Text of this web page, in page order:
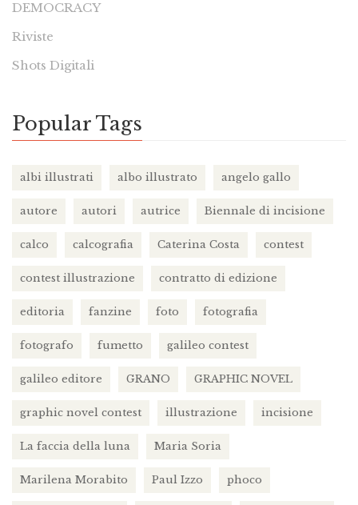
DEMOCRACY
Riviste
Shots Digitali
Popular Tags
albi illustrati albo illustrato angelo gallo
autore autori autrice Biennale di incisione
calco calcografia Caterina Costa contest
contest illustrazione contratto di edizione
editoria fanzine foto fotografia
fotografo fumetto galileo contest
galileo editore GRANO GRAPHIC NOVEL
graphic novel contest illustrazione incisione
La faccia della luna Maria Soria
Marilena Morabito Paul Izzo phoco